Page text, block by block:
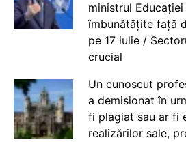
ministrul
îmbunătățite față
pe 17 iulie /
crucial
Un cunoscut
a demisionat în
fi plagiat sau ar fi
realizărilor sale,